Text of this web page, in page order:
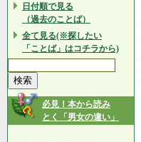
日付順で見る
（過去のことば）
全て見る(※探したい
「ことば」はコチラから)
必見！本から読み
とく「男女の違い」